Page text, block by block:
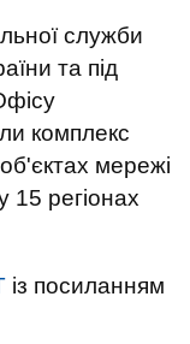
служби
та під
комплекс
мережі
15 регіонах
із посиланням